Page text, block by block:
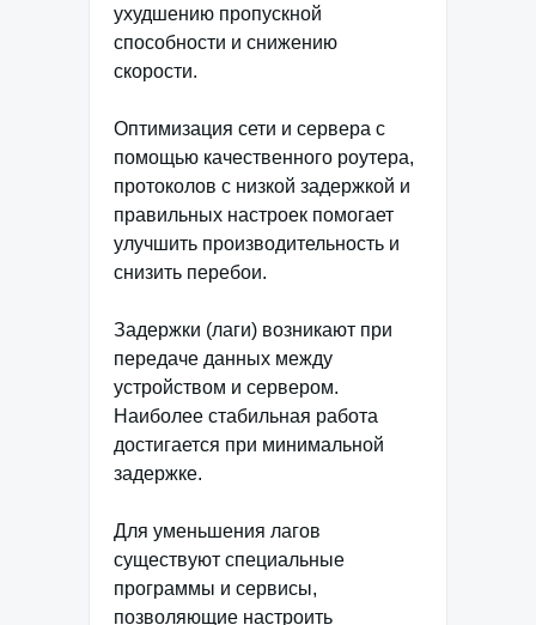
ухудшению пропускной
способности и снижению
скорости.
Оптимизация сети и сервера с
помощью качественного роутера,
протоколов с низкой задержкой и
правильных настроек помогает
улучшить производительность и
снизить перебои.
Задержки (лаги) возникают при
передаче данных между
устройством и сервером.
Наиболее стабильная работа
достигается при минимальной
задержке.
Для уменьшения лагов
существуют специальные
программы и сервисы,
позволяющие настроить